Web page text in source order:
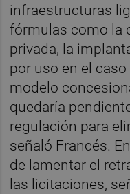
infraestructuras
fórmulas como la
privada, la
por uso en el caso
modelo
quedaría
regulación para
señaló Francés.
de lamentar el
las licitaciones,